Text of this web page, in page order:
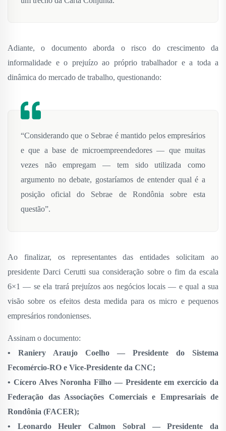
Adiante, o documento aborda o risco do crescimento da
informalidade e o prejuízo ao próprio trabalhador e a toda a
dinâmica do mercado de trabalho, questionando:
“Considerando que o Sebrae é mantido pelos empresários
e que a base de microempreendedores — que muitas
vezes não empregam — tem sido utilizada como
argumento no debate, gostaríamos de entender qual é a
posição oficial do Sebrae de Rondônia sobre esta
questão”.
Ao finalizar, os representantes das entidades solicitam ao
presidente Darci Cerutti sua consideração sobre o fim da escala
6×1 — se ela trará prejuízos aos negócios locais — e qual a sua
visão sobre os efeitos desta medida para os micro e pequenos
empresários rondonienses.
Assinam o documento:
• Raniery Araujo Coelho — Presidente do Sistema
Fecomércio-RO e Vice-Presidente da CNC;
• Cícero Alves Noronha Filho — Presidente em exercício da
Federação das Associações Comerciais e Empresariais de
Rondônia (FACER);
• Leonardo Heuler Calmon Sobral — Presidente da